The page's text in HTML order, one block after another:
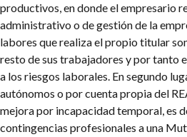
productivos, en donde el empresario
administrativo o de gestión de la
labores que realiza el propio titular
resto de sus trabajadores y por tanto
a los riesgos laborales. En segundo
autónomos o por cuenta propia del
mejora por incapacidad temporal, es
contingencias profesionales a una